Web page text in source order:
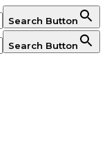
Search Button
Search Button